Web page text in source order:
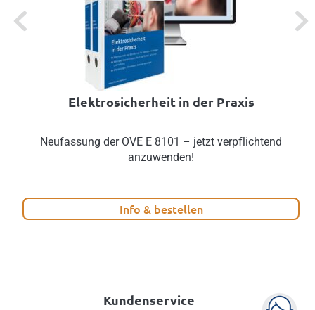
Previous Next
Elektrosicherheit in der Praxis
Neufassung der OVE E 8101 – jetzt verpflichtend
anzuwenden!
Info & bestellen
Kundenservice